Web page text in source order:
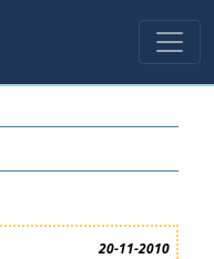
20-11-2010